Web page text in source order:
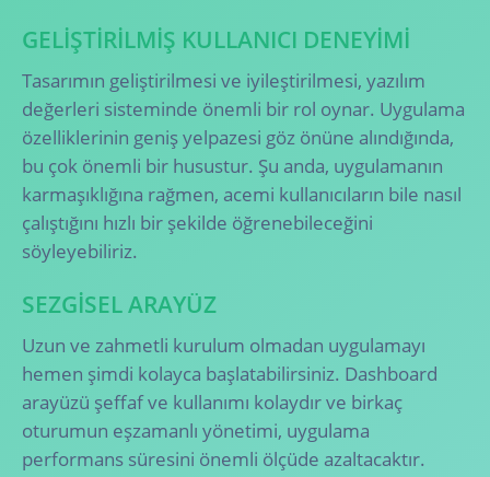
GELIŞTIRILMIŞ KULLANICI DENEYIMI
Tasarımın geliştirilmesi ve iyileştirilmesi, yazılım
değerleri sisteminde önemli bir rol oynar. Uygulama
özelliklerinin geniş yelpazesi göz önüne alındığında,
bu çok önemli bir husustur. Şu anda, uygulamanın
karmaşıklığına rağmen, acemi kullanıcıların bile nasıl
çalıştığını hızlı bir şekilde öğrenebileceğini
söyleyebiliriz.
SEZGISEL ARAYÜZ
Uzun ve zahmetli kurulum olmadan uygulamayı
hemen şimdi kolayca başlatabilirsiniz. Dashboard
arayüzü şeffaf ve kullanımı kolaydır ve birkaç
oturumun eşzamanlı yönetimi, uygulama
performans süresini önemli ölçüde azaltacaktır.